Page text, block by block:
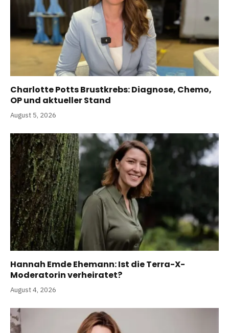
Charlotte Potts Brustkrebs: Diagnose, Chemo,
OP und aktueller Stand
August 5, 2026
Hannah Emde Ehemann: Ist die Terra-X-
Moderatorin verheiratet?
August 4, 2026